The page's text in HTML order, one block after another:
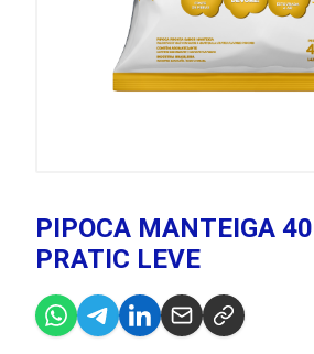
PIPOCA MANTEIGA
PRATIC LEVE